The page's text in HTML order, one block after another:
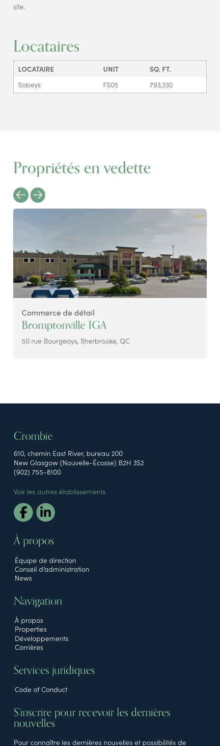
site.
Locataires
LOCATAIRE UNIT
SQ. FT.
Sobeys
FS05 793,330
Propriétés en vedette
Commerce de détail
Bromptonville IGA
50 rue Bourgeoys, Sherbrooke, QC
Crombie
610, chemin East River, bureau 200
New Glasgow (Nouvelle-Écosse) B2H 3S2
(902) 755-8100
Voir les autres établissements
À propos
Équipe de direction
Conseil d’administration
News
Navigation
À propos
Properties
Développements
Carrières
Services juridiques
Code of Conduct
S’inscrire pour recevoir les dernières
nouvelles
Pour connaître les dernières nouvelles et possibilités de